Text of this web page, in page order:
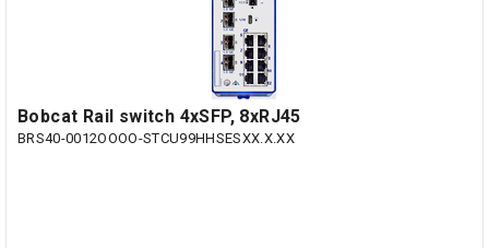
Bobcat Rail switch 4xSFP, 8xRJ45
BRS40-0012OOOO-STCU99HHSESXX.X.XX